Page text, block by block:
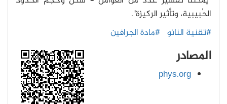
الحُبيبية، وتأثير الركيزة".
#تقنية النانو #مادة الجرافين
المصادر
phys.org